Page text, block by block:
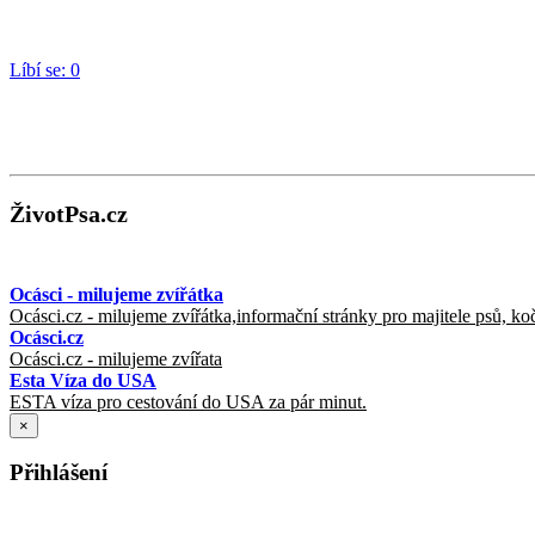
Líbí se: 0
ŽivotPsa.cz
Ocásci - milujeme zvířátka
Ocásci.cz - milujeme zvířátka,informační stránky pro majitele psů,
Ocásci.cz
Ocásci.cz - milujeme zvířata
Esta Víza do USA
ESTA víza pro cestování do USA za pár minut.
×
Přihlášení